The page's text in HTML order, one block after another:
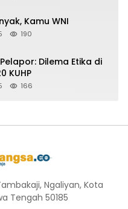
Kamu WNI
190
Dilema Etika di
KUHP
166
Ngaliyan, Kota
Tengah 50185